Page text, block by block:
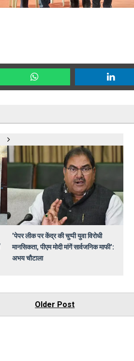
'पेपर लीक पर केंद्र की चुप्पी युवा विरोधी
मानसिकता, पीएम मोदी मांगें सार्वजनिक माफी':
अभय चौटाला
Older Post